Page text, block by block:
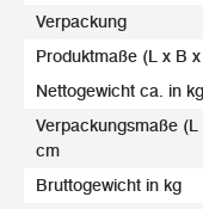
Verpackung
Produktmaße (L x B
Nettogewicht ca. in kg
Verpackungsmaße
cm
Bruttogewicht in kg